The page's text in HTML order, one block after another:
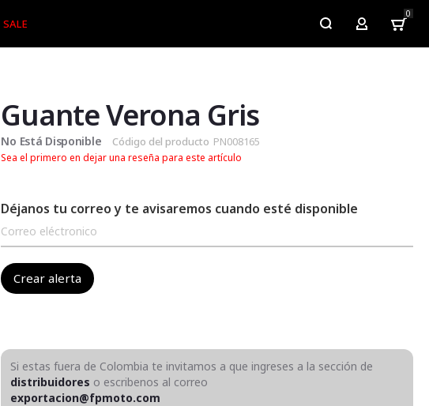
SALE My Account
0
Guante Verona Gris
No Está Disponible Código del producto PN008165
Sea el primero en dejar una reseña para este artículo
Déjanos tu correo y te avisaremos cuando esté disponible
Si estas fuera de Colombia te invitamos a que ingreses a la sección de
distribuidores o escribenos al correo
exportacion@fpmoto.com